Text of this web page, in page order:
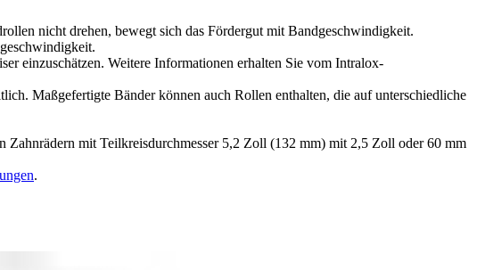
nicht drehen, bewegt sich das Fördergut mit Bandgeschwindigkeit.
einzuschätzen. Weitere Informationen erhalten Sie vom Intralox-
Maßgefertigte Bänder können auch Rollen enthalten, die auf unterschiedliche
mit Teilkreisdurchmesser 5,2 Zoll (132 mm) mit 2,5 Zoll oder 60 mm
.